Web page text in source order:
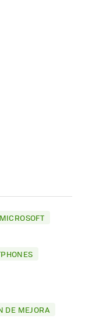
MICROSOFT
DE MEJORA